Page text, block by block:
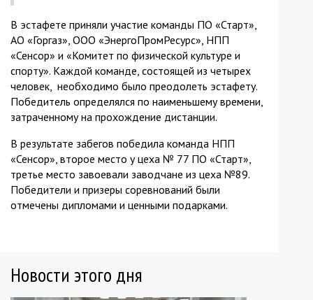
В эстафете приняли участие команды ПО «Старт»,
АО «Горгаз», ООО «ЭнергоПромРесурс», НПП
«Сенсор» и «Комитет по физической культуре и
спорту». Каждой команде, состоящей из четырех
человек, необходимо было преодолеть эстафету.
Победитель определялся по наименьшему времени,
затраченному на прохождение дистанции.
В результате забегов победила команда НПП
«Сенсор», второе место у цеха № 77 ПО «Старт»,
третье место завоевали заводчане из цеха №89.
Победители и призеры соревнований были
отмечены дипломами и ценными подарками.
Новости этого дня